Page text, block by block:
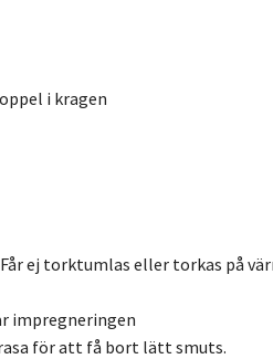
i kragen
ej torktumlas eller torkas på
impregneringen
för att få bort lätt smuts.